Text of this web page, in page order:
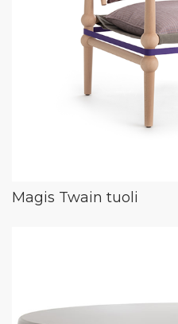
Magis Twain tuoli